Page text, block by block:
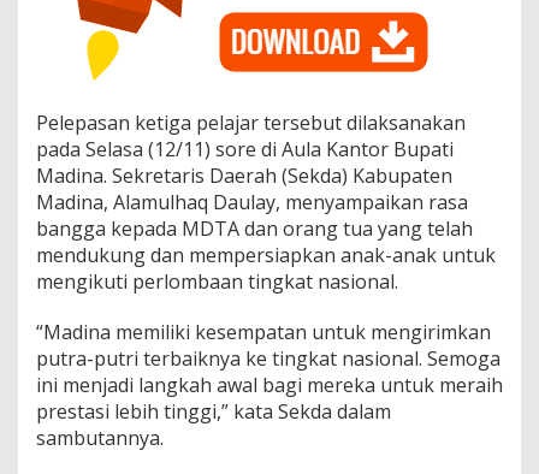
Pelepasan ketiga pelajar tersebut dilaksanakan
pada Selasa (12/11) sore di Aula Kantor Bupati
Madina. Sekretaris Daerah (Sekda) Kabupaten
Madina, Alamulhaq Daulay, menyampaikan rasa
bangga kepada MDTA dan orang tua yang telah
mendukung dan mempersiapkan anak-anak untuk
mengikuti perlombaan tingkat nasional.
“Madina memiliki kesempatan untuk mengirimkan
putra-putri terbaiknya ke tingkat nasional. Semoga
ini menjadi langkah awal bagi mereka untuk meraih
prestasi lebih tinggi,” kata Sekda dalam
sambutannya.